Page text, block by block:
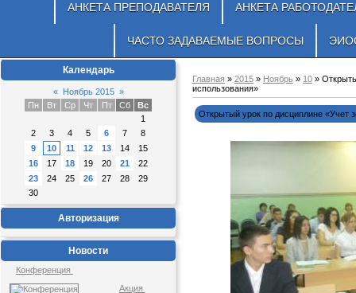
АНКЕТА ПРЕПОДАВАТЕЛЯ АНКЕТА
ЧАСТО ЗАДАВАЕМЫЕ ВОПРОСЫ
Календарь
« Ноябрь 2015 »
Пн
Вт Ср Чт Пт Сб
Вс
1
2
3 4 5 6 7
8
9
10 11 12 13 14
15
16
17 18 19 20 21
22
23
24 25 26 27 28
29
30
Авторизация
Новости
Конференция
Акция
Главная » 2015 » Ноябрь » 10 »
использования»
Открытый урок по дисциплине «Учет